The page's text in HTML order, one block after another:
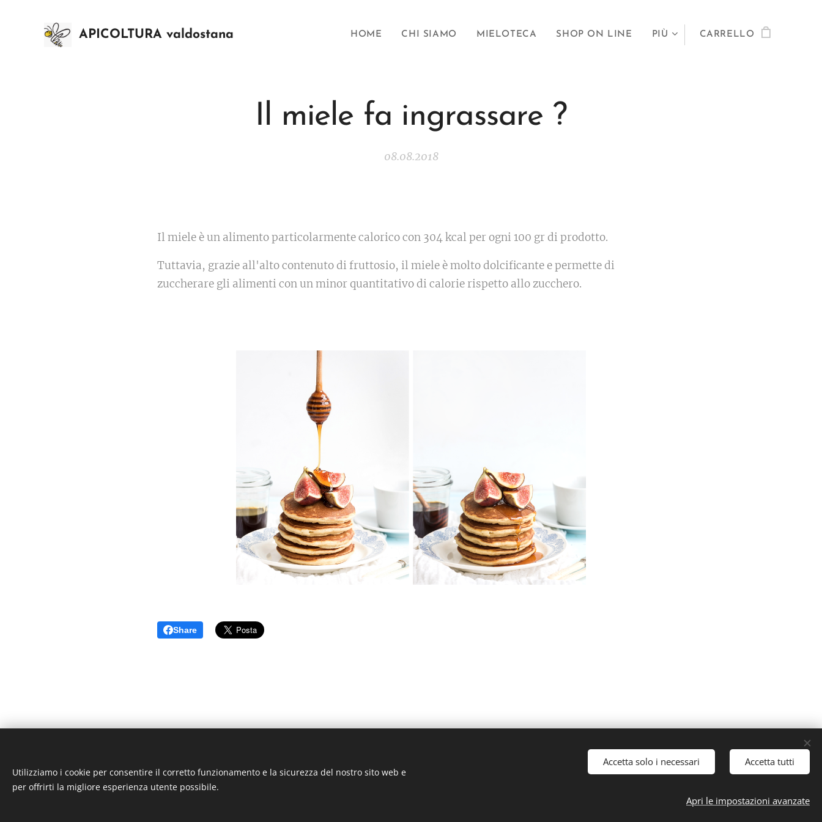
APICOLTURA valdostana HOME CHI SIAMO MIELOTECA SHOP ON LINE PIÙ CARRELLO
Il miele fa ingrassare ?
08.08.2018
Il miele è un alimento particolarmente calorico con 304 kcal per ogni 100 gr di prodotto.
Tuttavia, grazie all'alto contenuto di fruttosio, il miele è molto dolcificante e permette di
zuccherare gli alimenti con un minor quantitativo di calorie rispetto allo zucchero.
Share
© 2026 ARNApi di Claudio Champurney
Utilizziamo i cookie per consentire il corretto funzionamento e la sicurezza del nostro sito web e
per offrirti la migliore esperienza utente possibile.
Accetta solo i necessari Accetta tutti
Apri le impostazioni avanzate